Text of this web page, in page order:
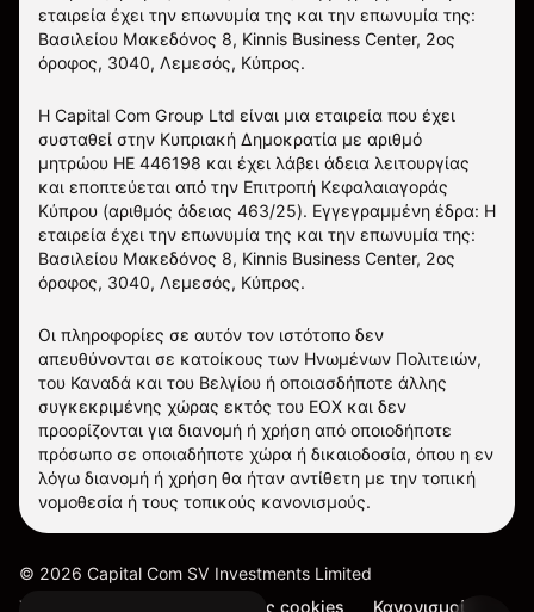
εταιρεία έχει την επωνυμία της και την επωνυμία της:
Βασιλείου Μακεδόνος 8, Kinnis Business Center, 2ος
όροφος, 3040, Λεμεσός, Κύπρος.
Η Capital Com Group Ltd είναι μια εταιρεία που έχει
συσταθεί στην Κυπριακή Δημοκρατία με αριθμό
μητρώου ΗΕ 446198 και έχει λάβει άδεια λειτουργίας
και εποπτεύεται από την Επιτροπή Κεφαλαιαγοράς
Κύπρου (αριθμός άδειας 463/25). Εγγεγραμμένη έδρα: Η
εταιρεία έχει την επωνυμία της και την επωνυμία της:
Βασιλείου Μακεδόνος 8, Kinnis Business Center, 2ος
όροφος, 3040, Λεμεσός, Κύπρος.
Οι πληροφορίες σε αυτόν τον ιστότοπο δεν
απευθύνονται σε κατοίκους των Ηνωμένων Πολιτειών,
του Καναδά και του Βελγίου ή οποιασδήποτε άλλης
συγκεκριμένης χώρας εκτός του ΕΟΧ και δεν
προορίζονται για διανομή ή χρήση από οποιοδήποτε
πρόσωπο σε οποιαδήποτε χώρα ή δικαιοδοσία, όπου η εν
λόγω διανομή ή χρήση θα ήταν αντίθετη με την τοπική
νομοθεσία ή τους τοπικούς κανονισμούς.
© 2026 Capital Com SV Investments Limited
Χάρτης ιστότοπου
Ρυθμίσεις cookies Κανονισμοί